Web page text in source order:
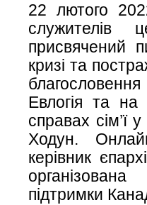
22 лютого
служителів
присвячений
кризі та
Евлогія та на
справах сім’ї
Ходун.
керівник
підтримки